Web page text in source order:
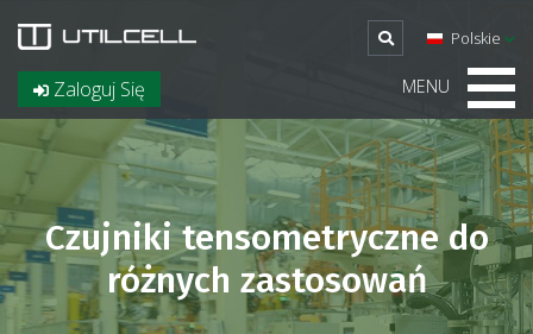
Zaloguj Się
Polskie
MENU
Czujniki tensometryczne do
różnych zastosowań